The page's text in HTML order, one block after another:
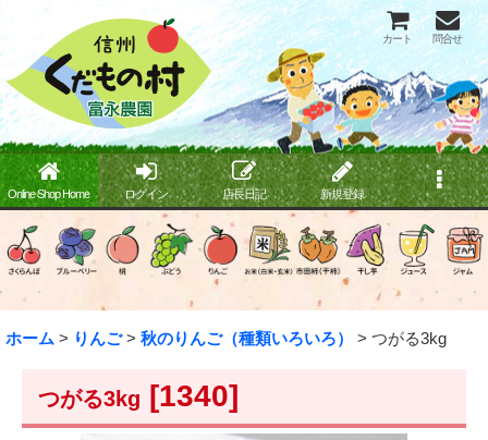
カート 問合せ
Online Shop Home ログイン 店長日記 新規登録
ホーム > りんご > 秋のりんご（種類いろいろ） > つがる3kg
つがる3kg [1340]